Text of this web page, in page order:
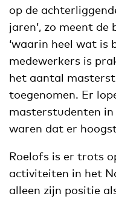
op de
jaren’, zo meent
‘waarin heel wat is
medewerkers is
het aantal
toegenomen. Er
masterstudenten in
waren dat er
Roelofs is er trots
activiteiten in het
alleen zijn positie